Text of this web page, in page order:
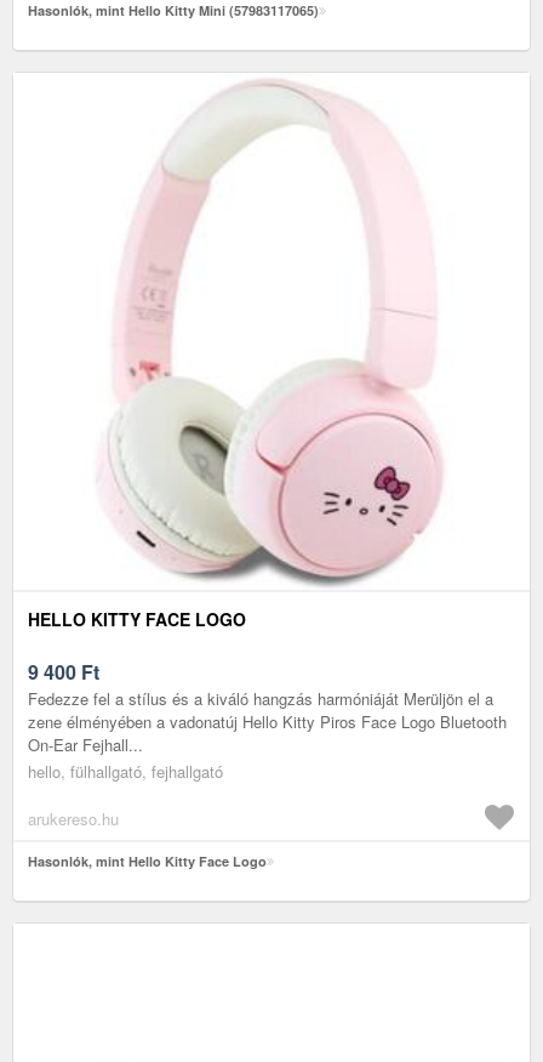
Hasonlók, mint Hello Kitty Mini (57983117065)
HELLO KITTY FACE LOGO
9 400 Ft
Fedezze fel a stílus és a kiváló hangzás harmóniáját Merüljön el a
zene élményében a vadonatúj Hello Kitty Piros Face Logo Bluetooth
On-Ear Fejhall...
hello, fülhallgató, fejhallgató
arukereso.hu
Hasonlók, mint Hello Kitty Face Logo